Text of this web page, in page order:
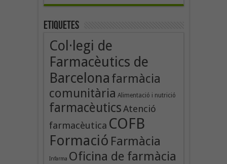
Etiquetes
Col·legi de
Farmacèutics de
Barcelona farmàcia
comunitària Alimentació i nutrició
farmacèuticsAtenció
farmacèutica COFB
Formació Farmàcia
Infarma Oficina de farmàcia